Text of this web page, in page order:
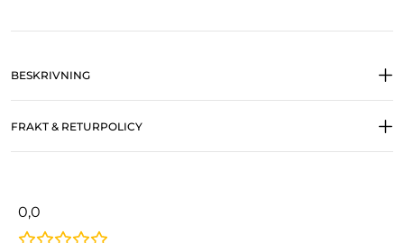
BESKRIVNING
FRAKT & RETURPOLICY
0,0